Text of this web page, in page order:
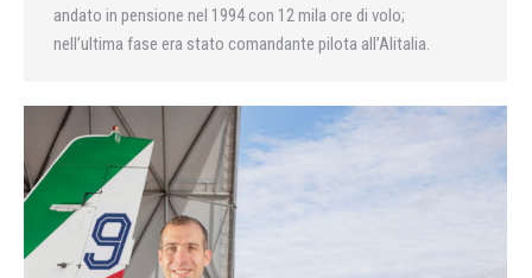
andato in pensione nel 1994 con 12 mila ore di volo;
nell’ultima fase era stato comandante pilota all’Alitalia.